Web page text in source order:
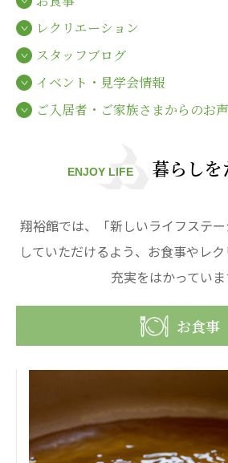
医療（共に生きる仲間達）
医療法人社団 美翔会
聖心美容クリニック
S-Labo（渋谷院）
医療法人 共生会
松園第二病院
複合ケアセンターまつぞの
医療法人社団 鴻愛会
OKP with Life クリニック
こうのすナーシングホーム共生園
西京都病院
西京都クリニック
洛桂の郷
レクリエーション
スタッフブログ
イベント・見学会情報
ご入居者・ご家族さまからのお声
ENJOY LIFE 暮らし
翔裕館では、「新しいライフステ
していただけるよう、お食事やレ
充実をはかっていま
お食事